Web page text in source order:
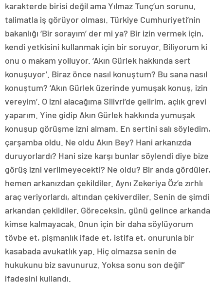
karakterde birisi değil ama Yılmaz Tunç’un sorunu,
talimatla iş görüyor olması. Türkiye Cumhuriyeti’nin
bakanlığı ‘Bir sorayım’ der mi ya? Bir izin vermek için,
kendi yetkisini kullanmak için bir soruyor. Biliyorum ki
onu o makam yolluyor. ‘Akın Gürlek hakkında sert
konuşuyor’. Biraz önce nasıl konuştum? Bu sana nasıl
konuştum? ‘Akın Gürlek üzerinde yumuşak konuş, izin
vereyim’. O izni alacağıma Silivri’de gelirim, açlık grevi
yaparım. Yine gidip Akın Gürlek hakkında yumuşak
konuşup görüşme izni almam. En sertini salı söyledim,
çarşamba oldu. Ne oldu Akın Bey? Hani arkanızda
duruyorlardı? Hani size karşı bunlar söylendi diye bize
görüş izni verilmeyecekti? Ne oldu? Bir anda gördüler,
hemen arkanızdan çekildiler. Aynı Zekeriya Öz’e zırhlı
araç veriyorlardı, altından çekiverdiler. Senin de şimdi
arkandan çekildiler. Göreceksin, günü gelince arkanda
kimse kalmayacak. Onun için bir daha söylüyorum
tövbe et, pişmanlık ifade et, istifa et, onurunla bir
kasabada avukatlık yap. Hiç olmazsa senin de
hukukunu biz savunuruz. Yoksa sonu son değil”
ifadesini kullandı.